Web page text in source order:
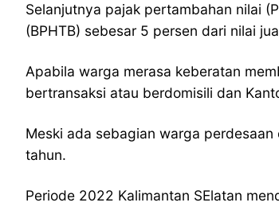
Selanjutnya pajak pertambahan nilai
(BPHTB) sebesar 5 persen dari nilai
Apabila warga merasa keberatan
bertransaksi atau berdomisili dan
Meski ada sebagian warga
tahun.
Periode 2022 Kalimantan SElatan